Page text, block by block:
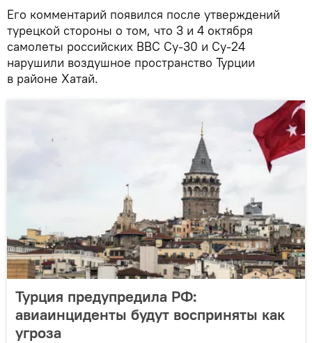
Его комментарий появился после утверждений
турецкой стороны о том, что 3 и 4 октября
самолеты российских ВВС Су-30 и Су-24
нарушили воздушное пространство Турции
в районе Хатай.
Турция предупредила РФ:
авиаинциденты будут восприняты как
угроза